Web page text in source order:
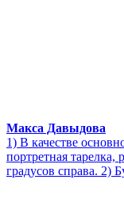
Макса Давыдова
1) В качестве
портретная
градусов справа. 2)